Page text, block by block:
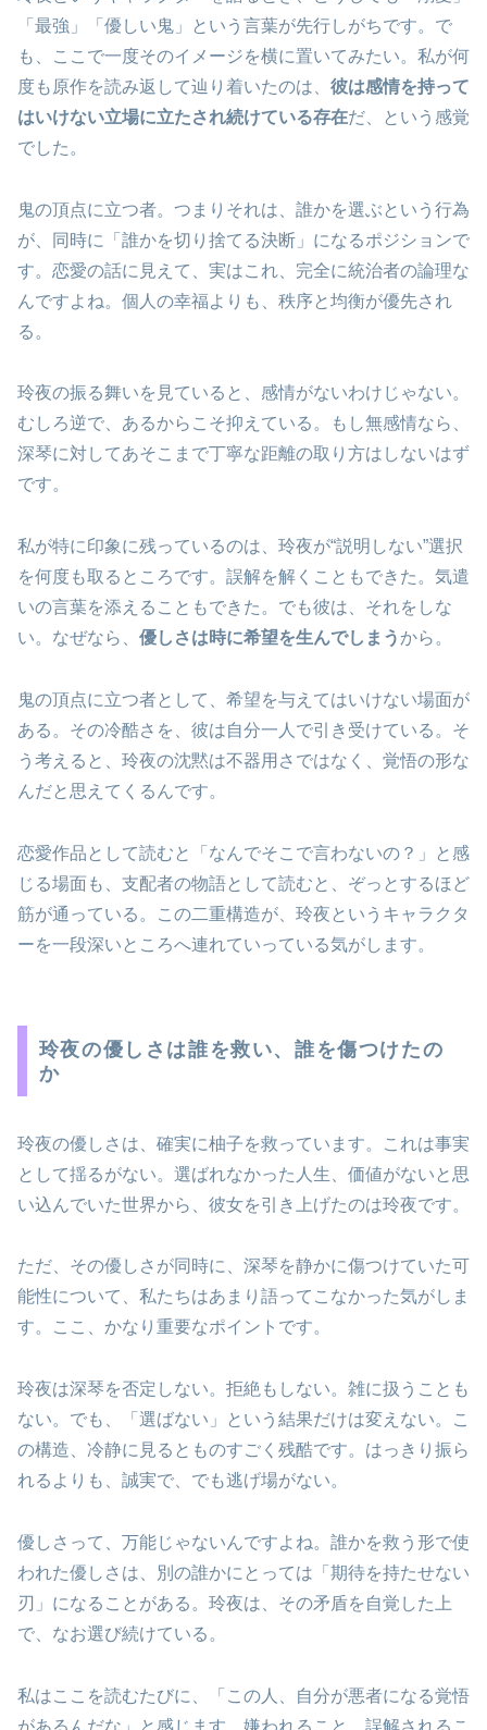
「最強」「優しい鬼」という言葉が先行しがちです。で
も、ここで一度そのイメージを横に置いてみたい。私が何
度も原作を読み返して辿り着いたのは、 彼は感情を持って
はいけない立場に立たされ続けている存在だ、という感覚
でした。
鬼の頂点に立つ者。つまりそれは、誰かを選ぶという行為
が、同時に「誰かを切り捨てる決断」になるポジションで
す。恋愛の話に見えて、実はこれ、完全に統治者の論理な
んですよね。個人の幸福よりも、秩序と均衡が優先され
る。
玲夜の振る舞いを見ていると、感情がないわけじゃない。
むしろ逆で、あるからこそ抑えている。もし無感情なら、
深琴に対してあそこまで丁寧な距離の取り方はしないはず
です。
私が特に印象に残っているのは、玲夜が“説明しない”選択
を何度も取るところです。誤解を解くこともできた。気遣
いの言葉を添えることもできた。でも彼は、それをしな
い。なぜなら、 優しさは時に希望を生んでしまうから。
鬼の頂点に立つ者として、希望を与えてはいけない場面が
ある。その冷酷さを、彼は自分一人で引き受けている。そ
う考えると、玲夜の沈黙は不器用さではなく、覚悟の形な
んだと思えてくるんです。
恋愛作品として読むと「なんでそこで言わないの？」と感
じる場面も、支配者の物語として読むと、ぞっとするほど
筋が通っている。この二重構造が、玲夜というキャラクタ
ーを一段深いところへ連れていっている気がします。
玲夜の優しさは誰を救い、誰を傷つけたの
か
玲夜の優しさは、確実に柚子を救っています。これは事実
として揺るがない。選ばれなかった人生、価値がないと思
い込んでいた世界から、彼女を引き上げたのは玲夜です。
ただ、その優しさが同時に、深琴を静かに傷つけていた可
能性について、私たちはあまり語ってこなかった気がしま
す。ここ、かなり重要なポイントです。
玲夜は深琴を否定しない。拒絶もしない。雑に扱うことも
ない。でも、「選ばない」という結果だけは変えない。こ
の構造、冷静に見るとものすごく残酷です。はっきり振ら
れるよりも、誠実で、でも逃げ場がない。
優しさって、万能じゃないんですよね。誰かを救う形で使
われた優しさは、別の誰かにとっては「期待を持たせない
刃」になることがある。玲夜は、その矛盾を自覚した上
で、なお選び続けている。
私はここを読むたびに、「この人、自分が悪者になる覚悟
があるんだな」と感じます。嫌われること、誤解されるこ